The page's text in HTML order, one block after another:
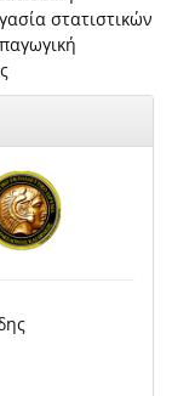
στατιστικών